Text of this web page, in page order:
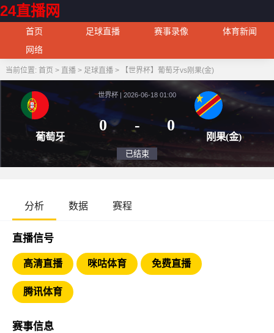
24直播网
首页 足球直播 赛事录像
体育新闻
网络
当前位置: 首页 > 直播> 足球直播> 【世界杯】葡萄牙vs刚果(金)
葡萄牙
世界杯 | 2026-06-18 01:00
0
刚
分析 数据 赛程
直播信号
高清直播 咪咕体育 免费直播
腾讯体育
赛事信息